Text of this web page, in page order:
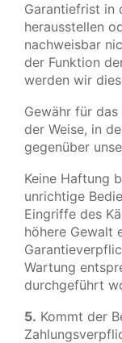
Garantiefrist in
herausstellen
nachweisbar
der Funktion
werden wir
Gewähr für
der Weise, in
gegenüber
Keine Haftung
unrichtige
Eingriffe des
höhere Gewalt
Wartung
durchgeführt
5. Kommt der